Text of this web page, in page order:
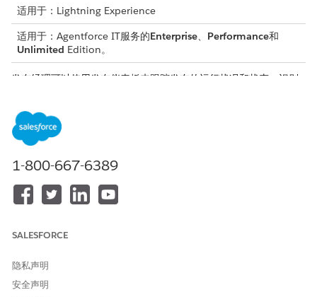
适用于：Lightning Experience
适用于：Agentforce IT服务的Enterprise、 Performance和
Unlimited Edition。
发布经理可以使用发布仪表板来跟踪发布的运行状况和状态，识别
要访问仪表板，必须将发布经理权限集分配给用户简档。仪表板可
以按版本名称筛选。
发布经理在仪表板中创建或自定义报表，以满足特定业务需求。有
该仪表板回答这些问题：
发布度量
距离计划的发布日期还有多少天？
计划发布日期和实际发布日期（天数）之间的偏差是多少？
1-800-667-6389
SALESFORCE
隐私声明
安全声明